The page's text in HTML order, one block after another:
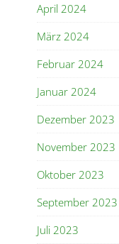
April 2024
März 2024
Februar 2024
Januar 2024
Dezember 2023
November 2023
Oktober 2023
September 2023
Juli 2023